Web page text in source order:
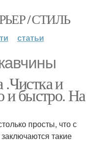
/ СТИЛЬ
статьи
и
и быстро. На
просты, что с
такие